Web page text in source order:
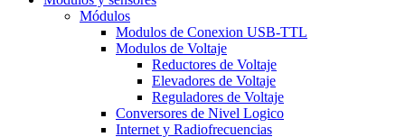
Módulos
Modulos de Conexion USB-TTL
Modulos de Voltaje
Reductores de Voltaje
Elevadores de Voltaje
Reguladores de Voltaje
Conversores de Nivel Logico
Internet y Radiofrecuencias